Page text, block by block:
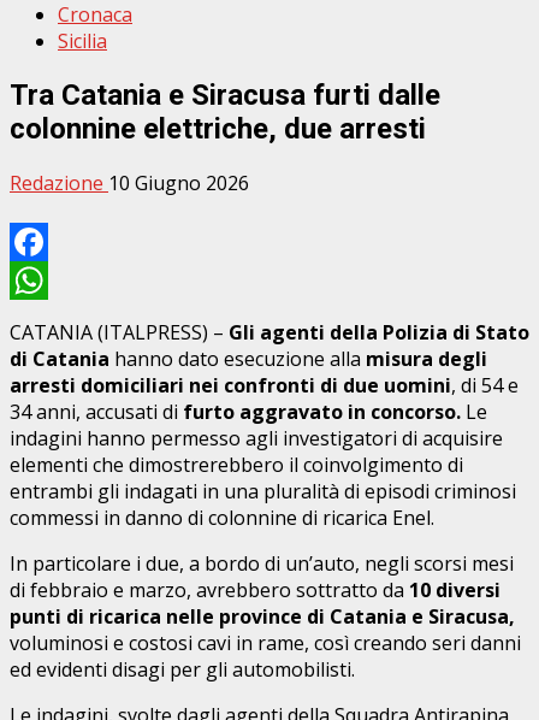
Cronaca
Sicilia
Tra Catania e Siracusa furti dalle
colonnine elettriche, due arresti
Redazione 10 Giugno 2026
Facebook
WhatsApp
CATANIA (ITALPRESS) – Gli agenti della Polizia di Stato
di Catania hanno dato esecuzione alla misura degli
arresti domiciliari nei confronti di due uomini, di 54 e
34 anni, accusati di furto aggravato in concorso. Le
indagini hanno permesso agli investigatori di acquisire
elementi che dimostrerebbero il coinvolgimento di
entrambi gli indagati in una pluralità di episodi criminosi
commessi in danno di colonnine di ricarica Enel.
In particolare i due, a bordo di un’auto, negli scorsi mesi
di febbraio e marzo, avrebbero sottratto da 10 diversi
punti di ricarica nelle province di Catania e Siracusa,
voluminosi e costosi cavi in rame, così creando seri danni
ed evidenti disagi per gli automobilisti.